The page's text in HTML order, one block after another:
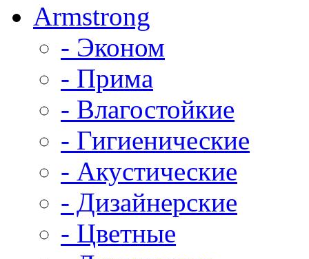
Armstrong
- Эконом
- Прима
- Влагостойкие
- Гигиенические
- Акустические
- Дизайнерские
- Цветные